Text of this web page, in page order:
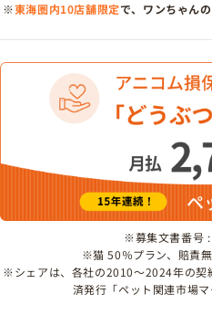
※東海圏内10店舗限定で、ワンちゃん
※募集文書番号
※猫 50％プラン、賠責無
※シェアは、各社の2010～2024年の契
済発行「ペット関連市場